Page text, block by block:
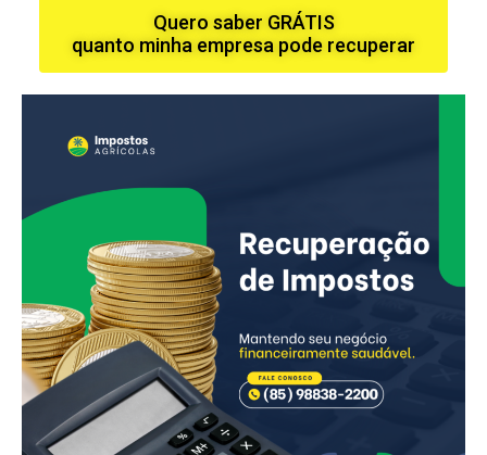
Quero saber GRÁTIS
quanto minha empresa pode recuperar